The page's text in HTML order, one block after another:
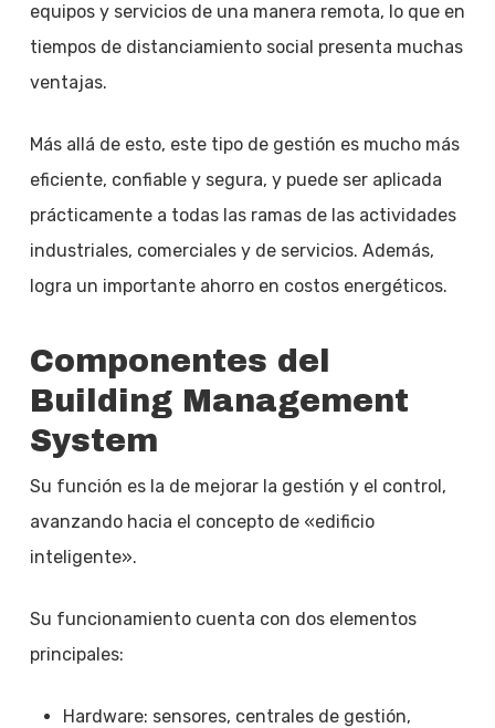
equipos y servicios de una manera remota, lo que en
tiempos de distanciamiento social presenta muchas
ventajas.
Más allá de esto, este tipo de gestión es mucho más
eficiente, confiable y segura, y puede ser aplicada
prácticamente a todas las ramas de las actividades
industriales, comerciales y de servicios. Además,
logra un importante ahorro en costos energéticos.
Componentes del
Building Management
System
Su función es la de mejorar la gestión y el control,
avanzando hacia el concepto de «edificio
inteligente».
Su funcionamiento cuenta con dos elementos
principales:
Hardware: sensores, centrales de gestión,